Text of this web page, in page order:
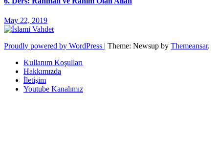
May 22, 2019
Proudly powered by WordPress | Theme: Newsup by Themeansar.
Kullanım Koşulları
Hakkımızda
İletişim
Youtube Kanalımız